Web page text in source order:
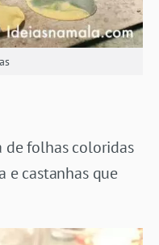
de folhas coloridas
e castanhas que